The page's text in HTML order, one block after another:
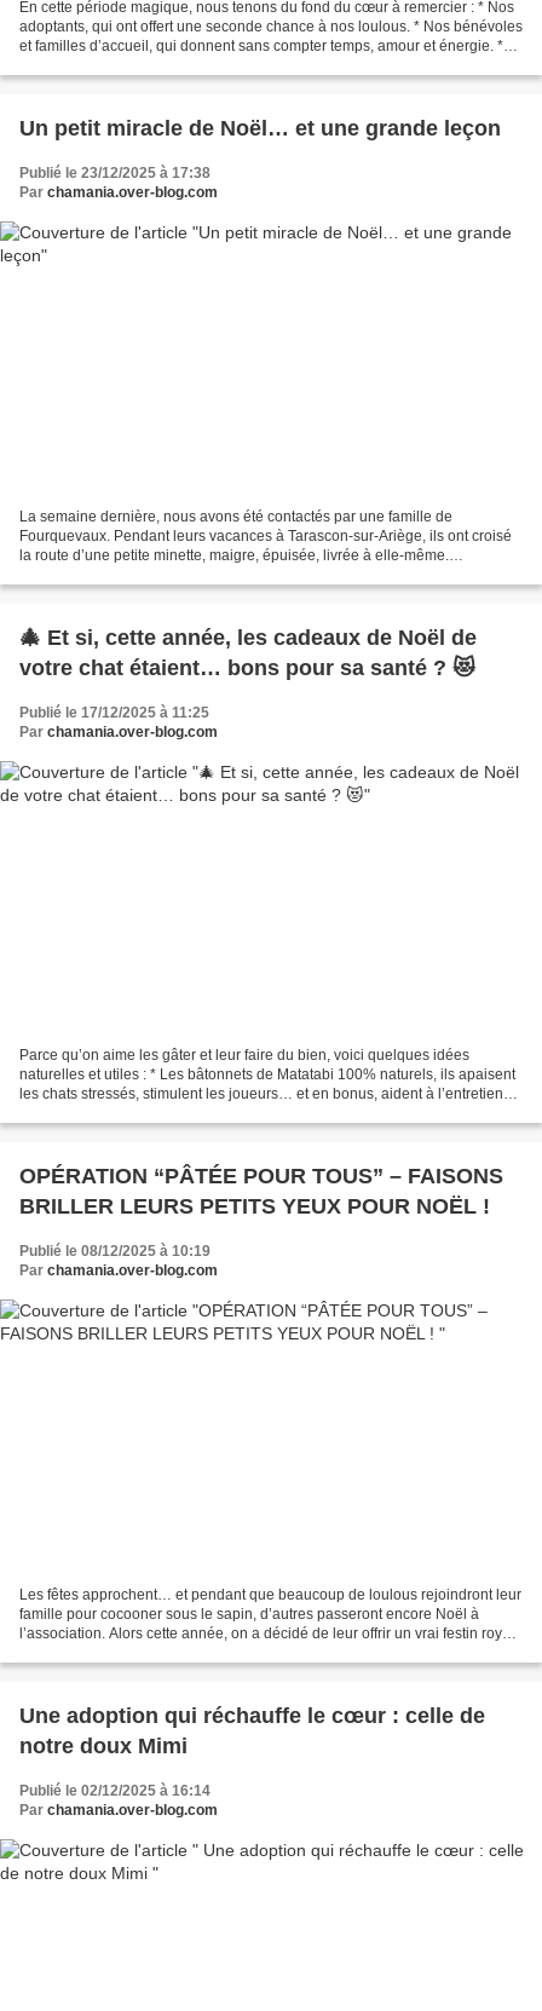
En cette période magique, nous tenons du fond du cœur à remercier : * Nos
adoptants, qui ont offert une seconde chance à nos loulous. * Nos bénévoles
et familles d’accueil, qui donnent sans compter temps, amour et énergie. *
Un petit miracle de Noël… et une grande leçon
Publié le 23/12/2025 à 17:38
Par chamania.over-blog.com
La semaine dernière, nous avons été contactés par une famille de
Fourquevaux. Pendant leurs vacances à Tarascon-sur-Ariège, ils ont croisé
la route d’une petite minette, maigre, épuisée, livrée à elle-même.
🎄 Et si, cette année, les cadeaux de Noël de
votre chat étaient… bons pour sa santé ? 😻
Publié le 17/12/2025 à 11:25
Par chamania.over-blog.com
Parce qu’on aime les gâter et leur faire du bien, voici quelques idées
naturelles et utiles : * Les bâtonnets de Matatabi 100% naturels, ils apaisent
les chats stressés, stimulent les joueurs… et en bonus, aident à l’entretien
OPÉRATION “PÂTÉE POUR TOUS” – FAISONS
BRILLER LEURS PETITS YEUX POUR NOËL !
Publié le 08/12/2025 à 10:19
Par chamania.over-blog.com
Les fêtes approchent… et pendant que beaucoup de loulous rejoindront leur
famille pour cocooner sous le sapin, d’autres passeront encore Noël à
l’association. Alors cette année, on a décidé de leur offrir un vrai festin royal !
Une adoption qui réchauffe le cœur : celle de
notre doux Mimi
Publié le 02/12/2025 à 16:14
Par chamania.over-blog.com